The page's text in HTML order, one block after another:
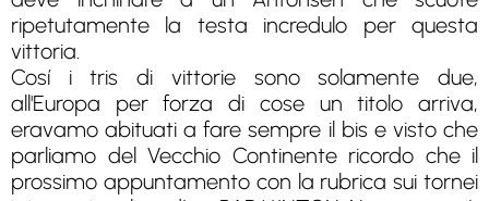
ripetutamente la testa incredulo per questa
vittoria.
Cosí i tris di vittorie sono solamente due,
all'Europa per forza di cose un titolo arriva,
eravamo abituati a fare sempre il bis e visto che
parliamo del Vecchio Continente ricordo che il
prossimo appuntamento con la rubrica sui tornei